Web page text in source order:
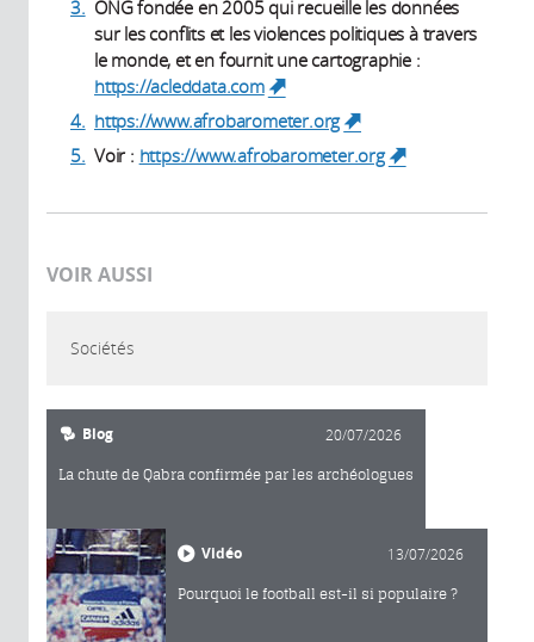
3. ONG fondée en 2005 qui recueille les données
sur les conflits et les violences politiques à travers
le monde, et en fournit une cartographie :
https://acleddata.com
(link is external)
4. https://www.afrobarometer.org
external)
5. Voir : https://www.afrobarometer.org
(link is
VOIR AUSSI
Sociétés
Blog 20/07/2026
La chute de Qabra confirmée par les archéologues
Vidéo 13/07/2026
Pourquoi le football est-il si populaire ?